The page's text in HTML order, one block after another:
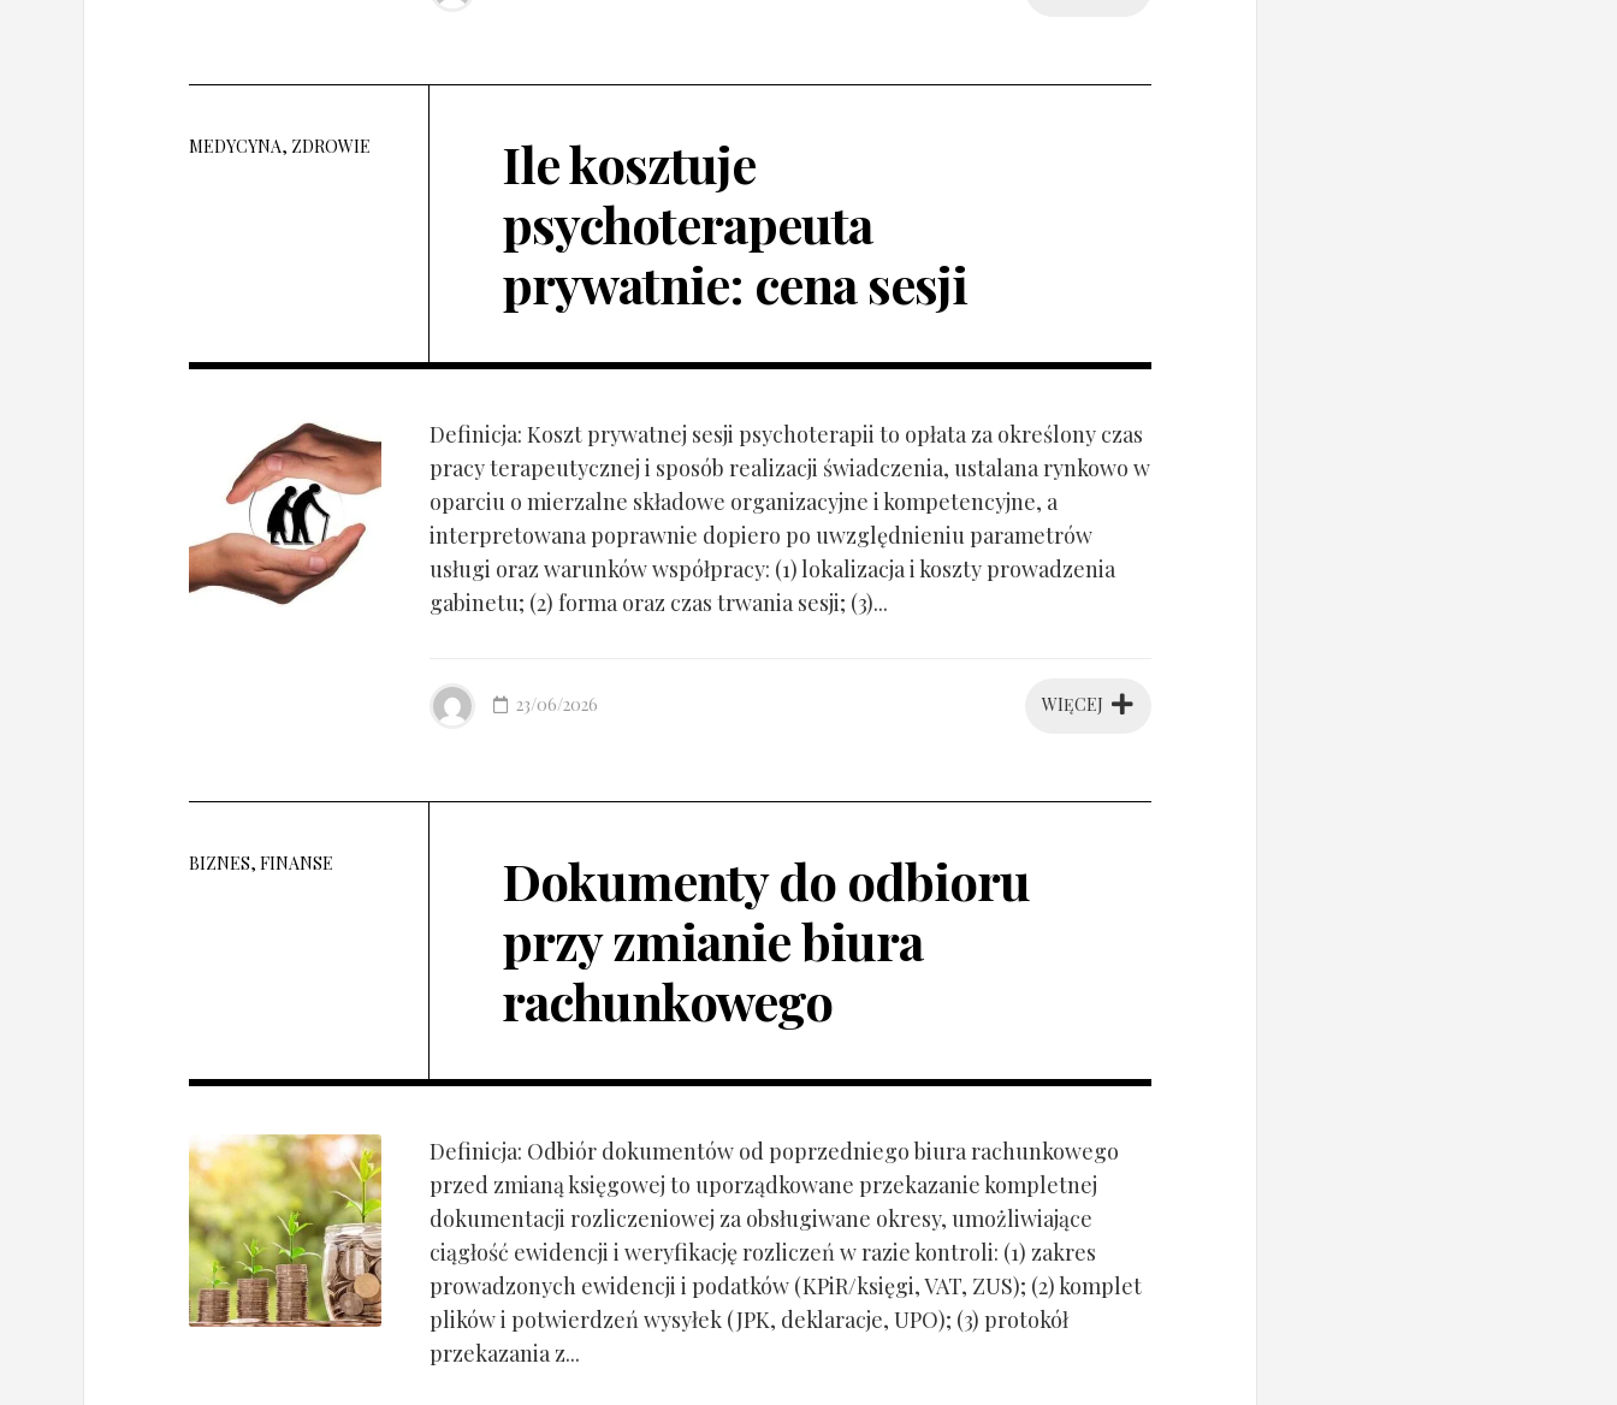
MEDYCYNA, ZDROWIE
Ile kosztuje
psychoterapeuta
prywatnie: cena sesji
Definicja: Koszt prywatnej sesji psychoterapii to opłata za określony czas
pracy terapeutycznej i sposób realizacji świadczenia, ustalana rynkowo w
oparciu o mierzalne składowe organizacyjne i kompetencyjne, a
interpretowana poprawnie dopiero po uwzględnieniu parametrów
usługi oraz warunków współpracy: (1) lokalizacja i koszty prowadzenia
gabinetu; (2) forma oraz czas trwania sesji; (3)...
WIĘCEJ
23/06/2026
BIZNES, FINANSE
Dokumenty do odbioru
przy zmianie biura
rachunkowego
Definicja: Odbiór dokumentów od poprzedniego biura rachunkowego
przed zmianą księgowej to uporządkowane przekazanie kompletnej
dokumentacji rozliczeniowej za obsługiwane okresy, umożliwiające
ciągłość ewidencji i weryfikację rozliczeń w razie kontroli: (1) zakres
prowadzonych ewidencji i podatków (KPiR/księgi, VAT, ZUS); (2) komplet
plików i potwierdzeń wysyłek (JPK, deklaracje, UPO); (3) protokół
przekazania z...